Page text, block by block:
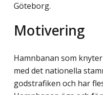
Göteborg.
Motivering
Hamnbanan som
med det nationella
godstrafiken och har